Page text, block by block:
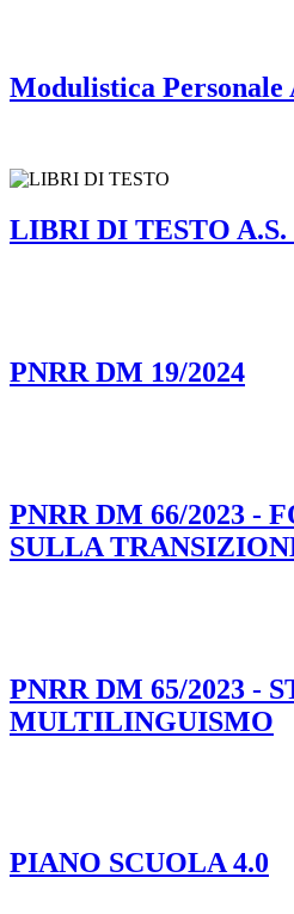
Modulistica Personale
LIBRI DI TESTO A.S.
PNRR DM 19/2024
PNRR DM 66/2023 -
SULLA
PNRR DM 65/2023 -
MULTILINGUISMO
PIANO SCUOLA 4.0